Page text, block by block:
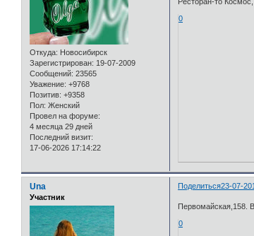
Откуда: Новосибирск
Зарегистрирован: 19-07-2009
Сообщений: 23565
Уважение: +9768
Позитив: +9358
Пол: Женский
Провел на форуме:
4 месяца 29 дней
Последний визит:
17-06-2026 17:14:22
0
Поделиться23-07-
Una
Участник
Первомайская,158.
0